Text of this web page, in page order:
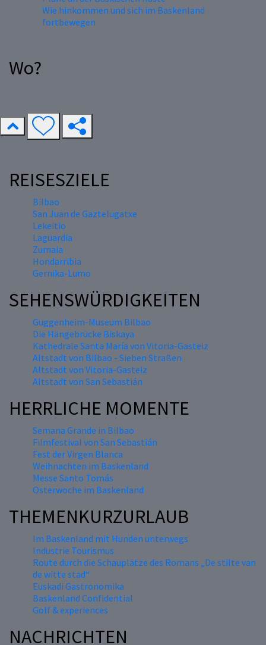
Wie hinkommen und sich im Baskenland
fortbewegen
Wo?
REISESZIELE
Bilbao
San Juan de Gaztelugatxe
Lekeitio
Laguardia
Zumaia
Hondarribia
Gernika-Lumo
SEHENSWÜRDIGKEITEN
Guggenheim-Museum Bilbao
Die Hängebrücke Biskaya
Kathedrale Santa María von Vitoria-Gasteiz
Altstadt von Bilbao - Sieben Straßen
Altstadt von Vitoria-Gasteiz
Altstadt von San Sebastián
HERRLICHE MOMENTE
Semana Grande in Bilbao
Filmfestival von San Sebastián
Fest der Virgen Blanca
Weihnachten im Baskenland
Messe Santo Tomás
Osterwoche im Baskenland
THEMENKURZURLAUB
Im Baskenland mit Hunden unterwegs
Industrie Tourismus
Route durch die Schauplätze des Romans „De stilte van
de witte stad“
Euskadi Gastronomika
Baskenland Confidential
Golf & experiences
NACHRICHTEN